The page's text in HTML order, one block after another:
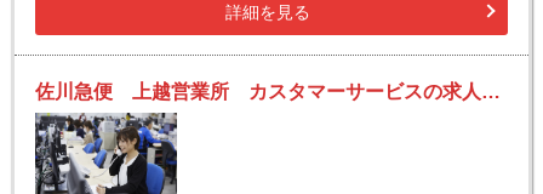
詳細を見る
佐川急便 上越営業所 カスタマーサービスの求人！未経験歓迎！先輩たちがサポートします♪